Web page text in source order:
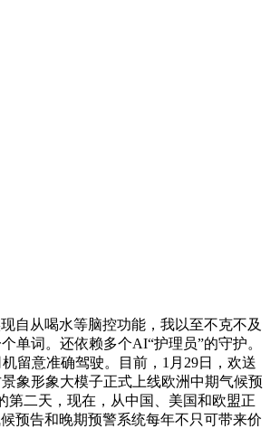
自从喝水等脑控功能，我以至不克不及
单词。还依赖多个AI“护理员”的守护。
留意准确驾驶。目前，1月29日，欢送
象形象大模子正式上线欧洲中期气候预
第二天，现在，从中国、美国和欧盟正
预告和晚期预警系统每年不只可带来价